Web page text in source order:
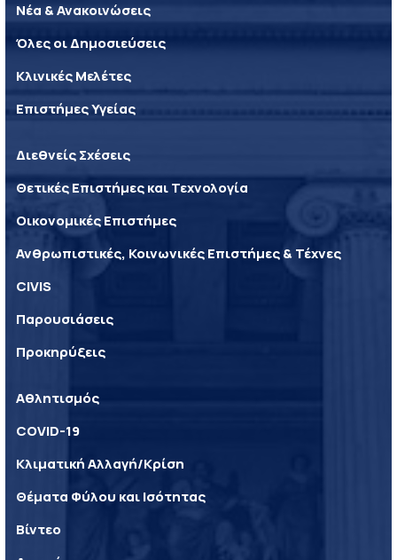
Νέα & Ανακοινώσεις
Όλες οι Δημοσιεύσεις
Κλινικές Μελέτες
Επιστήμες Υγείας
Διεθνείς Σχέσεις
Θετικές Επιστήμες και Τεχνολογία
Οικονομικές Επιστήμες
Ανθρωπιστικές, Κοινωνικές Επιστήμες & Τέχνες
CIVIS
Παρουσιάσεις
Προκηρύξεις
Αθλητισμός
COVID-19
Κλιματική Αλλαγή/Κρίση
Θέματα Φύλου και Ισότητας
Βίντεο